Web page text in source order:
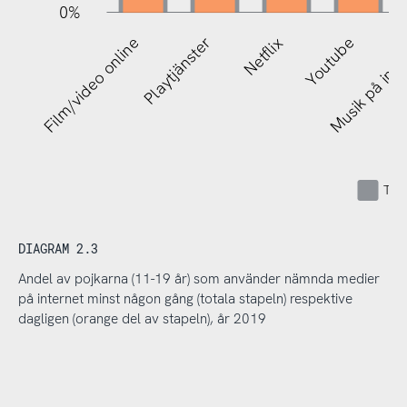
0%
Film/video onlinePlaytjänster Netflix Youtube
Musik på
DIAGRAM 2.3
Andel av pojkarna (11-19 år) som använder nämnda medier
på internet minst någon gång (totala stapeln) respektive
dagligen (orange del av stapeln), år 2019